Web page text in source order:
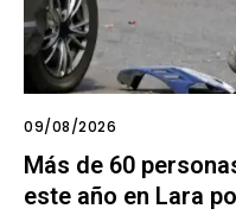
09/08/2026
Más de 60
este año en Lara